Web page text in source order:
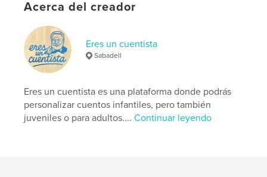
Características:Apaisado estándar, 25×20 cm
Fecha de publicación:
may. 27, 2026
IdiomaCatalan
Palabras clave
ilustraciones , infantil , superación ,
vibraciones
Acerca del creador
Eres un cuentista
Sabadell
Eres un cuentista es una plataforma donde podrás
personalizar cuentos infantiles, pero también
juveniles o para adultos....Continuar leyendo